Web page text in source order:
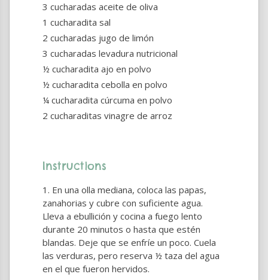
3 cucharadas aceite de oliva
1 cucharadita sal
2 cucharadas jugo de limón
3 cucharadas levadura nutricional
½ cucharadita ajo en polvo
½ cucharadita cebolla en polvo
¼ cucharadita cúrcuma en polvo
2 cucharaditas vinagre de arroz
Instructions
En una olla mediana, coloca las papas,
zanahorias y cubre con suficiente agua.
Lleva a ebullición y cocina a fuego lento
durante 20 minutos o hasta que estén
blandas. Deje que se enfríe un poco. Cuela
las verduras, pero reserva ½ taza del agua
en el que fueron hervidos.